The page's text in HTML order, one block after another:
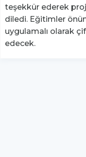
teşekkür ederek
diledi. Eğitimler
uygulamalı olarak
edecek.